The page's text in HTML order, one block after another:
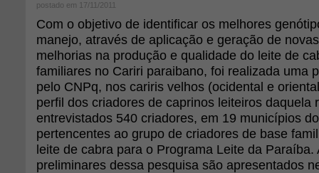
postado em 17/11/2011
Com o objetivo de identificar os melhores
manejo, através de aplicação e geração de
melhorias na produção e qualidade do leite de
familiares no Cariri paraibano, foi realizada uma
pelo CNPq, nos cariris velhos (ocidental e
perfil dos criadores de caprinos leiteiros daquela
entrevistados 540 criadores, em 19 municípios
pertencentes ao grupo de criadores de base
leite de cabra para o Programa Leite da Paraíba.
preliminares dessa pesquisa são apresentados